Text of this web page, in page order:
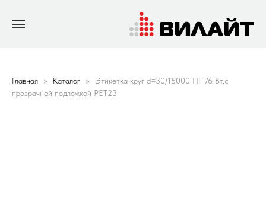
Главная Каталог
Этикетка круг d=30/15000 ПГ 76 Вт,с
прозрачной подложкой PET23